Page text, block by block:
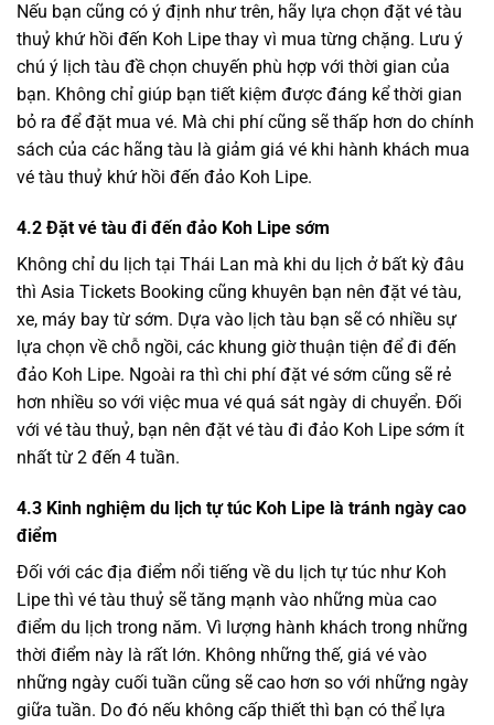
Nếu bạn cũng có ý định như trên, hãy lựa chọn đặt vé tàu
thuỷ khứ hồi đến Koh Lipe thay vì mua từng chặng. Lưu ý
chú ý lịch tàu đề chọn chuyến phù hợp với thời gian của
bạn. Không chỉ giúp bạn tiết kiệm được đáng kể thời gian
bỏ ra để đặt mua vé. Mà chi phí cũng sẽ thấp hơn do chính
sách của các hãng tàu là giảm giá vé khi hành khách mua
vé tàu thuỷ khứ hồi đến đảo Koh Lipe.
4.2 Đặt vé tàu đi đến đảo Koh Lipe sớm
Không chỉ du lịch tại Thái Lan mà khi du lịch ở bất kỳ đâu
thì Asia Tickets Booking cũng khuyên bạn nên đặt vé tàu,
xe, máy bay từ sớm. Dựa vào lịch tàu bạn sẽ có nhiều sự
lựa chọn về chỗ ngồi, các khung giờ thuận tiện để đi đến
đảo Koh Lipe. Ngoài ra thì chi phí đặt vé sớm cũng sẽ rẻ
hơn nhiều so với việc mua vé quá sát ngày di chuyển. Đối
với vé tàu thuỷ, bạn nên đặt vé tàu đi đảo Koh Lipe sớm ít
nhất từ 2 đến 4 tuần.
4.3 Kinh nghiệm du lịch tự túc Koh Lipe là tránh ngày cao
điểm
Đối với các địa điểm nổi tiếng về du lịch tự túc như Koh
Lipe thì vé tàu thuỷ sẽ tăng mạnh vào những mùa cao
điểm du lịch trong năm. Vì lượng hành khách trong những
thời điểm này là rất lớn. Không những thế, giá vé vào
những ngày cuối tuần cũng sẽ cao hơn so với những ngày
giữa tuần. Do đó nếu không cấp thiết thì bạn có thể lựa